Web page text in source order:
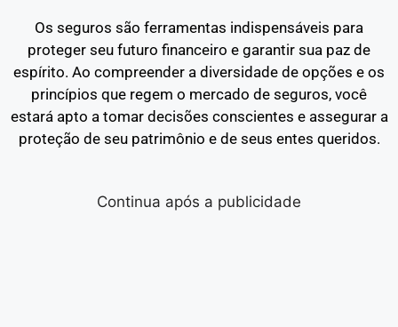
Os seguros são ferramentas indispensáveis para
proteger seu futuro financeiro e garantir sua paz de
espírito. Ao compreender a diversidade de opções e os
princípios que regem o mercado de seguros, você
estará apto a tomar decisões conscientes e assegurar a
proteção de seu patrimônio e de seus entes queridos.
Continua após a publicidade